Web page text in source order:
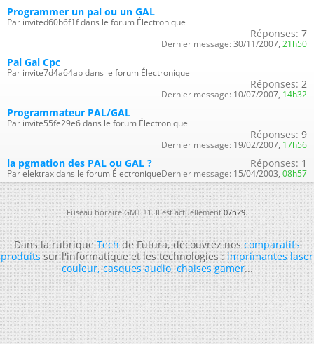
Programmer un pal ou un GAL
Par invited60b6f1f dans le forum Électronique
Réponses: 7
Dernier message: 30/11/2007, 21h50
Pal Gal Cpc
Par invite7d4a64ab dans le forum Électronique
Réponses: 2
Dernier message: 10/07/2007, 14h32
Programmateur PAL/GAL
Par invite55fe29e6 dans le forum Électronique
Réponses: 9
Dernier message: 19/02/2007, 17h56
la pgmation des PAL ou GAL ?
Par elektrax dans le forum Électronique
Réponses: 1
Dernier message: 15/04/2003, 08h57
Fuseau horaire GMT +1. Il est actuellement07h29.
Dans la rubriqueTechde Futura, découvrez noscomparatifs
produitssur l'informatique et les technologies :imprimantes laser
couleur,casques audio,chaises gamer...